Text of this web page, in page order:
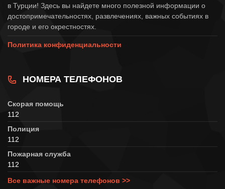
в Турции! Здесь вы найдете много полезной информации о
достопримечательностях, развлечениях, важных событиях в
городе и его окрестностях.
Политика конфиденциальности
НОМЕРА ТЕЛЕФОНОВ
Скорая помощь
112
Полиция
112
Пожарная служба
112
Все важные номера телефонов >>